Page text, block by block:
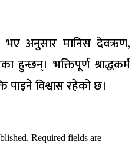
भए अनुसार मानिस देवऋण,
भक्तिपूर्ण श्राद्धकर्म
विश्वास रहेको छ।
Required fields are